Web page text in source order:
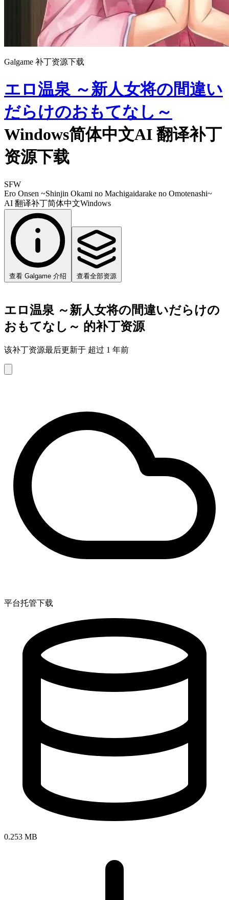
Galgame 补丁资源下载
エロ温泉 ～新人女将の間違い
だらけのおもてなし～
Windows简体中文AI 翻译补丁
资源下载
SFW
Ero Onsen ~Shinjin Okami no Machigaidarake no Omotenashi~
AI 翻译补丁简体中文Windows
查看 Galgame 介绍 查看全部资源
エロ温泉 ～新人女将の間違いだらけの
おもてなし～ 的补丁资源
该补丁资源最后更新于 超过 1 年前
平台托管下载
0.253 MB